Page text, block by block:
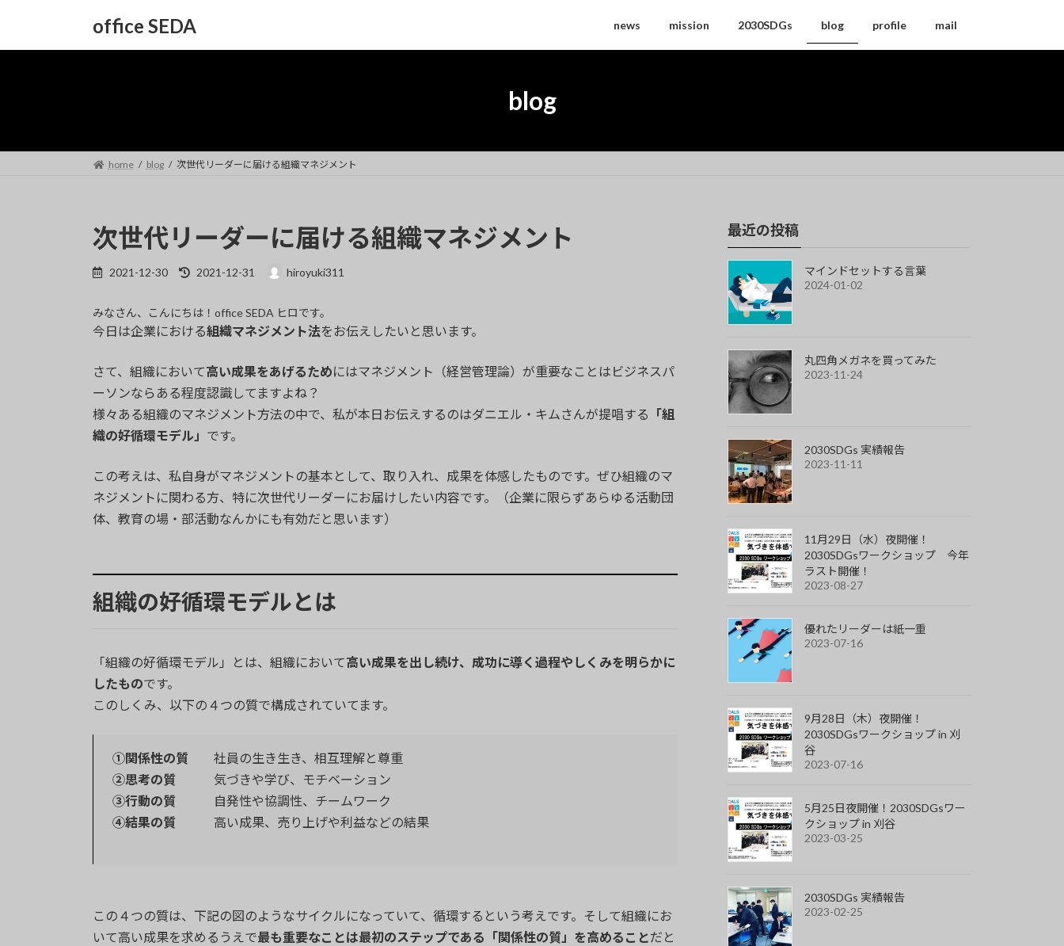
テ
ゲ
office SEDA news mission 2030SDGs blog profile mail
blog
home blog 次世代リーダーに届ける組織マネジメント
次世代リーダーに届ける組織マネジメント
2021-12-30
最
新
日
2021-12-31 hiroyuki311
みなさん、こんにちは！office SEDA ヒロです。
今日は企業における組織マネジメント法をお伝えしたいと思います。
さて、組織において高い成果をあげるためにはマネジメント（経営管理論）が重要なことはビジネスパ
ーソンならある程度認識してますよね？
様々ある組織のマネジメント方法の中で、私が本日お伝えするのはダニエル・キムさんが提唱する
「組
織の好循環モデル」 です。
この考えは、私自身がマネジメントの基本として、取り入れ、成果を体感したものです。ぜひ組織のマ
ネジメントに関わる方、特に次世代リーダーにお届けしたい内容です。（企業に限らずあらゆる活動団
体、教育の場・部活動なんかにも有効だと思います）
組織の好循環モデルとは
「組織の好循環モデル」とは、組織において高い成果を出し続け、成功に導く過程やしくみを明らかに
したものです。
このしくみ、以下の４つの質で構成されていてます。
①関係性の質 社員の生き生き、相互理解と尊重
②思考の質 気づきや学び、モチベーション
③行動の質 自発性や協調性、チームワーク
④結果の質 高い成果、売り上げや利益などの結果
この４つの質は、下記の図のようなサイクルになっていて、循環するという考えです。そして組織にお
いて高い成果を求めるうえで最も重要なことは最初のステップである「関係性の質」を高めることだと
最近の投稿
マインドセットする言葉
2024-01-02
丸四角メガネを買ってみた
2023-11-24
2030SDGs 実績報告
2023-11-11
11月29日（水）夜開催！
2030SDGsワークショップ 今年
ラスト開催！
2023-08-27
優れたリーダーは紙一重
2023-07-16
9月28日（木）夜開催！
2030SDGsワークショップ in 刈
谷
2023-07-16
5月25日夜開催！2030SDGsワー
クショップ in 刈谷
2023-03-25
2030SDGs 実績報告
2023-02-25